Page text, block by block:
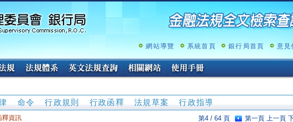
跳
容
網站導覽 系統首頁 銀行局首頁 意見
命令 行政規則 行政函釋 法規草案 行政指導
釋資訊 第4 / 64 頁 第一頁 上一頁